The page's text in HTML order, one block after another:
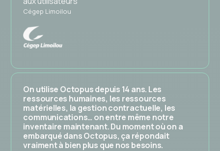
Cégep Limoilou
On utilise Octopus depuis 14 ans. Les
ressources humaines, les ressources
matérielles, la gestion contractuelle, les
communications… on entre même notre
inventaire maintenant. Du moment où on a
embarqué dans Octopus, ça répondait
vraiment à bien plus que nos besoins.